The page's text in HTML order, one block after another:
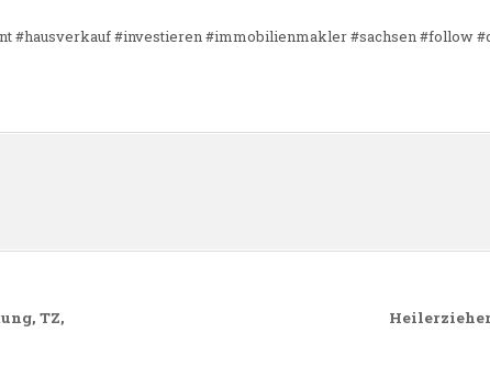
#hausverkauf #investieren #immobilienmakler #sachsen #follow
TZ,